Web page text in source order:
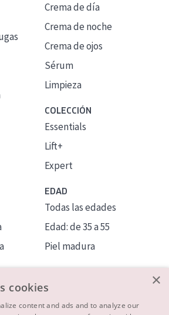
Crema de día
Crema de noche
Crema de ojos
Sérum
Limpieza
COLECCIÓN
Essentials
Lift+
Expert
EDAD
Todas las edades
Edad: de 35 a 55
Piel madura
×
cookies
content and ads and to analyze our